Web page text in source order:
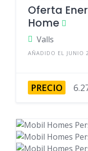
Oferta
Home
Valls
AÑADIDO EL JUNIO
PRECIO